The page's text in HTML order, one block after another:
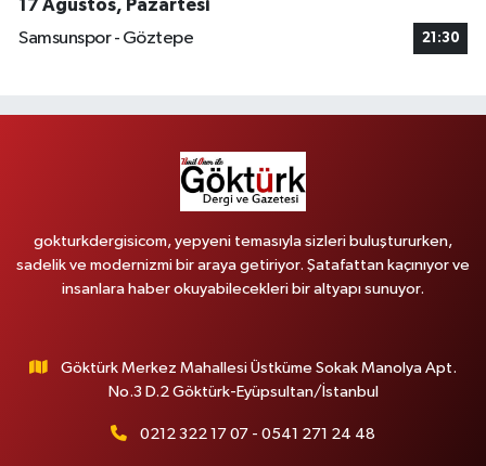
17 Ağustos, Pazartesi
Samsunspor - Göztepe
21:30
gokturkdergisicom, yepyeni temasıyla sizleri buluştururken,
sadelik ve modernizmi bir araya getiriyor. Şatafattan kaçınıyor ve
insanlara haber okuyabilecekleri bir altyapı sunuyor.
Göktürk Merkez Mahallesi Üstküme Sokak Manolya Apt.
No.3 D.2 Göktürk-Eyüpsultan/İstanbul
0212 322 17 07 - 0541 271 24 48